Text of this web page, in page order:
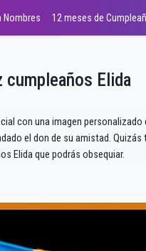
Nombres 12 meses de
cumpleaños Elida
con una imagen
el don de su amistad.
Elida que podrás obsequiar.